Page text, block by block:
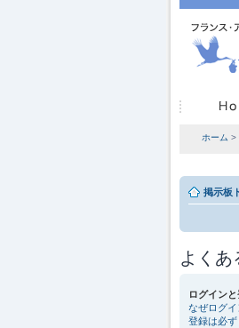
ホーム >
掲示板
よくあ
ログイン
なぜログイ
登録は必ず